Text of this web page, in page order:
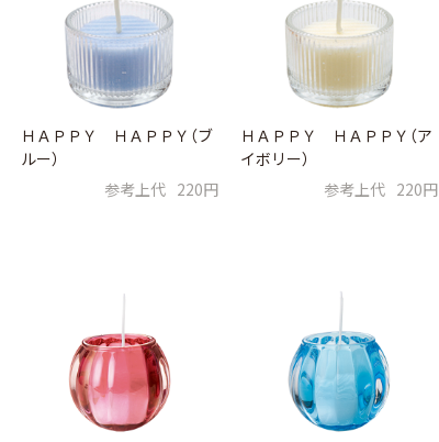
ＨＡＰＰＹ ＨＡＰＰＹ（ブ
ルー）
参考上代 220円
ＨＡＰＰＹ ＨＡＰＰＹ（ア
イボリー）
参考上代 220円